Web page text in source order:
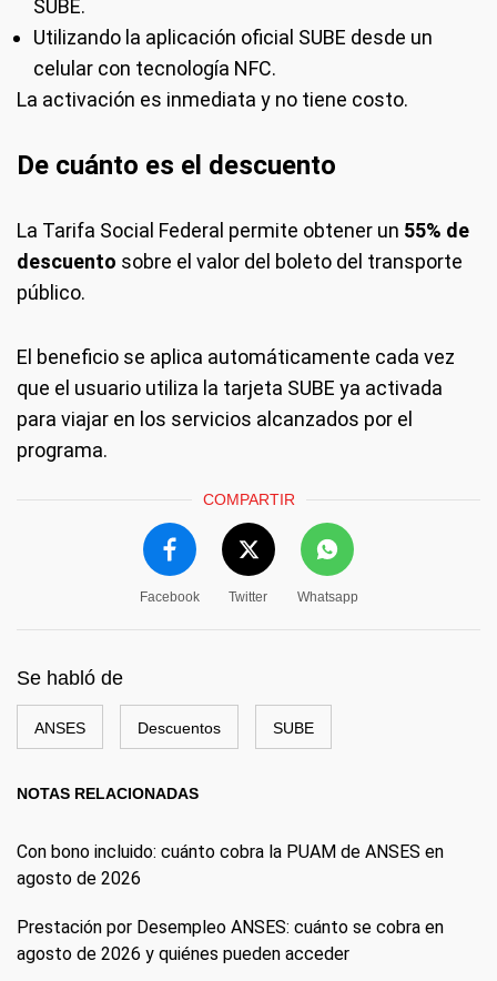
SUBE.
Utilizando la aplicación oficial SUBE desde un
celular con tecnología NFC.
La activación es inmediata y no tiene costo.
De cuánto es el descuento
La Tarifa Social Federal permite obtener un 55% de
descuento sobre el valor del boleto del transporte
público.
El beneficio se aplica automáticamente cada vez
que el usuario utiliza la tarjeta SUBE ya activada
para viajar en los servicios alcanzados por el
programa.
COMPARTIR
Facebook Twitter Whatsapp
Se habló de
ANSES Descuentos SUBE
NOTAS RELACIONADAS
Con bono incluido: cuánto cobra la PUAM de ANSES en
agosto de 2026
Prestación por Desempleo ANSES: cuánto se cobra en
agosto de 2026 y quiénes pueden acceder